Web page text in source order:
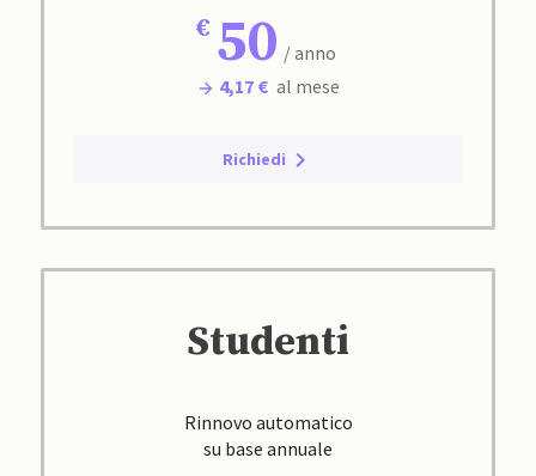
50 / anno
4,17 € al mese
Richiedi
Studenti
Rinnovo automatico
su base annuale